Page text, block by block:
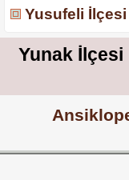
Yusufeli İlçesi
Yunak İlçesi